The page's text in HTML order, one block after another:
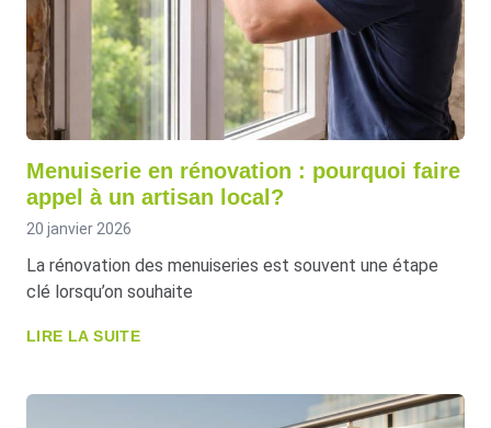
Menuiserie en rénovation : pourquoi faire
appel à un artisan local?
20 janvier 2026
La rénovation des menuiseries est souvent une étape
clé lorsqu’on souhaite
LIRE LA SUITE